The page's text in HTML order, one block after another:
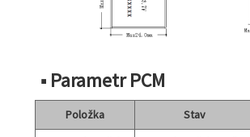
■ Parametr PCM
Položka Stav